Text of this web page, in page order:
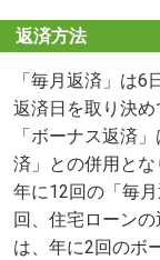
返済方法
「毎月返済」は
返済日を取り決め
「ボーナス返済
済」との併用とな
年に12回の「毎
回、住宅ローン
は、年に2回のボ